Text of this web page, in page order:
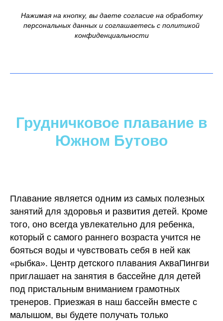
Нажимая на кнопку, вы даете согласие на обработку
персональных данных и соглашаетесь с политикой
конфиденциальности
Грудничковое плавание в
Южном Бутово
Плавание является одним из самых полезных
занятий для здоровья и развития детей. Кроме
того, оно всегда увлекательно для ребенка,
который с самого раннего возраста учится не
бояться воды и чувствовать себя в ней как
«рыбка». Центр детского плавания АкваПингви
приглашает на занятия в бассейне для детей
под пристальным вниманием грамотных
тренеров. Приезжая в наш бассейн вместе с
малышом, вы будете получать только